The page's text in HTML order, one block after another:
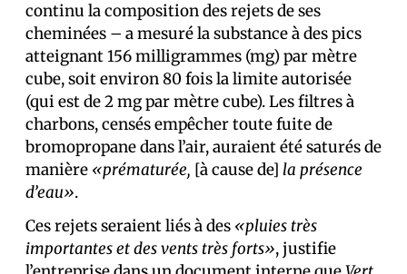
continu la composition des rejets de ses
cheminées – a mesuré la substance à des pics
atteignant 156 milligrammes (mg) par mètre
cube, soit environ 80 fois la limite autorisée
(qui est de 2 mg par mètre cube). Les filtres à
charbons, censés empêcher toute fuite de
bromopropane dans l’air, auraient été saturés de
manière «prématurée, [à cause de] la présence
d’eau».
Ces rejets seraient liés à des «pluies très
importantes et des vents très forts», justifie